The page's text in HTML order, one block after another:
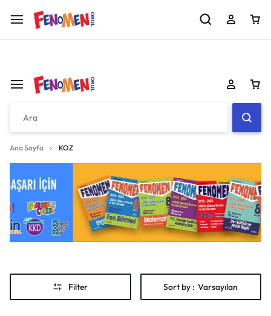
Fenomen 8 MEB Örnek Sorular Kitabı Çıktı!! İncele
Sepetiniz boş
Don't miss out on great deals! Start shopping or
Sign in to view products added.
Shop What's New
Shop What's New
Ana Sayfa KOZ
Filter Sort by : Varsayılan